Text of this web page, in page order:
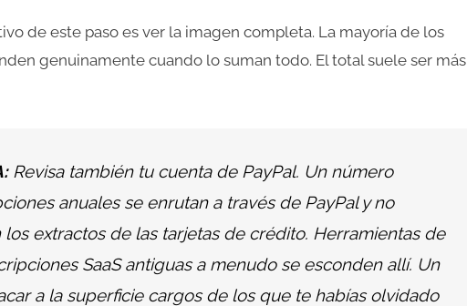
de este paso es ver la imagen completa. La mayoría de los
genuinamente cuando lo suman todo. El total suele ser más
Revisa también tu cuenta de PayPal. Un número
anuales se enrutan a través de PayPal y no
extractos de las tarjetas de crédito. Herramientas de
SaaS antiguas a menudo se esconden allí. Un
a la superficie cargos de los que te habías olvidado